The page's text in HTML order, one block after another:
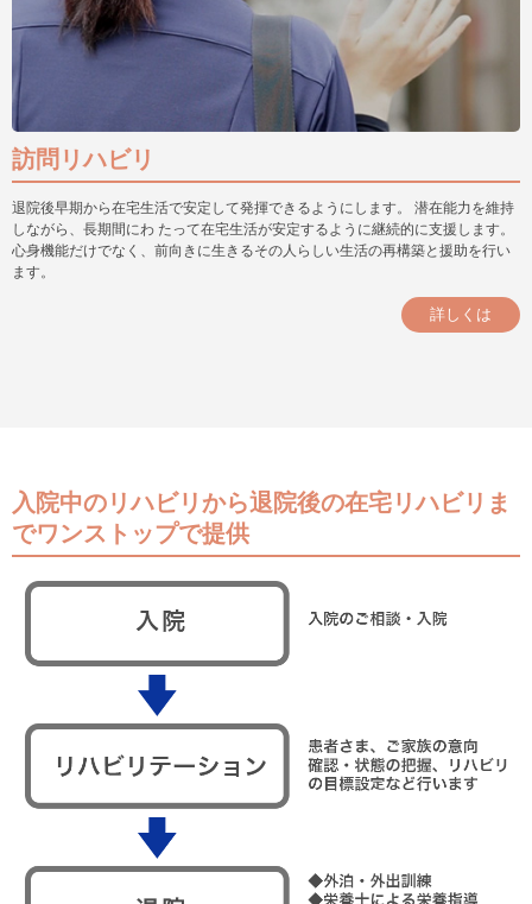
訪問リハビリ
退院後早期から在宅生活で安定して発揮できるようにします。 潜在能力を維持
しながら、長期間にわ たって在宅生活が安定するように継続的に支援します。
心身機能だけでなく、前向きに生きるその人らしい生活の再構築と援助を行い
ます。
詳しくは
入院中のリハビリから退院後の在宅リハビリま
でワンストップで提供